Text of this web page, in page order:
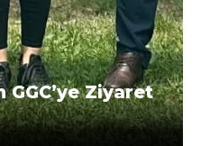
GGC’ye Ziyaret